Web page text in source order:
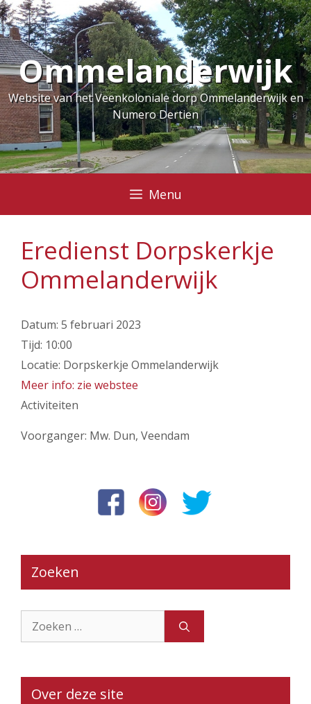
Ga
naar
de
inhoudOmmelanderwijk
Website van het Veenkoloniale dorp Ommelanderwijk en
Numero Dertien
Menu
Eredienst Dorpskerkje
Ommelanderwijk
Datum: 5 februari 2023
Tijd: 10:00
Locatie: Dorpskerkje Ommelanderwijk
Meer info: zie webstee
Activiteiten
Voorganger: Mw. Dun, Veendam
Zoeken
naar:
Over deze site